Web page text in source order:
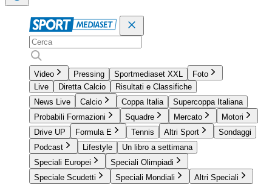
Video Pressing Sportmediaset XXL
Foto
Live
Diretta Calcio
Risultati e Classifiche
News Live
Calcio Coppa Italia
Supercoppa Italiana
Probabili Formazioni
Squadre Mercato
Motori
Drive UP
Formula E Tennis Altri Sport
Sondaggi
Podcast
Lifestyle
Un libro a settimana
Speciali Europei
Speciali Olimpiadi
Speciale Scudetti
Speciali Mondiali Altri Speciali